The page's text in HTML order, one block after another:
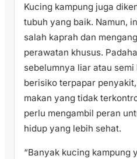
Kucing kampung juga
tubuh yang baik. Namun,
salah kaprah dan
perawatan khusus.
sebelumnya liar atau
berisiko terpapar
makan yang tidak
perlu mengambil peran
hidup yang lebih sehat.
“Banyak kucing kampung